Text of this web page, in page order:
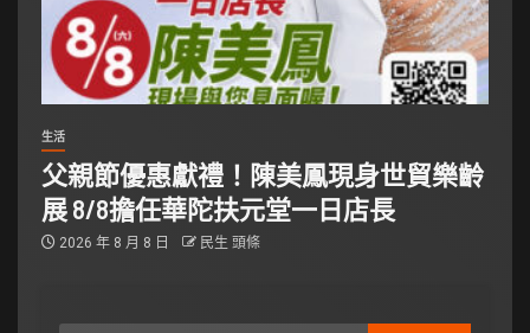
生活
父親節優惠獻禮！陳美鳳現身世貿樂齡
展 8/8擔任華陀扶元堂一日店長
2026 年 8 月 8 日 民生 頭條